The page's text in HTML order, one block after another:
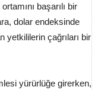
başarılı bir
dolar endeksinde
yetkililerin çağrıları bir
yürürlüğe girerken,